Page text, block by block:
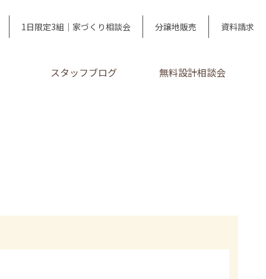
1日限定3組｜家づくり相談会 分譲地販売 資料請求
スタッフブログ 無料設計相談会